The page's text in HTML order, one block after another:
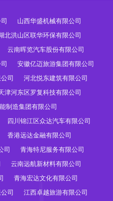
山西华盛机械有限公司
北洪山区联华环保有限公司
云南晖览汽车股份有限公司
安徽亿迈旅游集团有限公司
司
河北悦东建筑有限公司
津河东区罗复科技有限公司
制造集团有限公司
四川锦江区众达汽车有限公司
香港远达金融有限公司
司
青海特尼服务有限公司
云南远航新材料有限公司
青海宏达文化有限公司
司
江西卓越旅游有限公司